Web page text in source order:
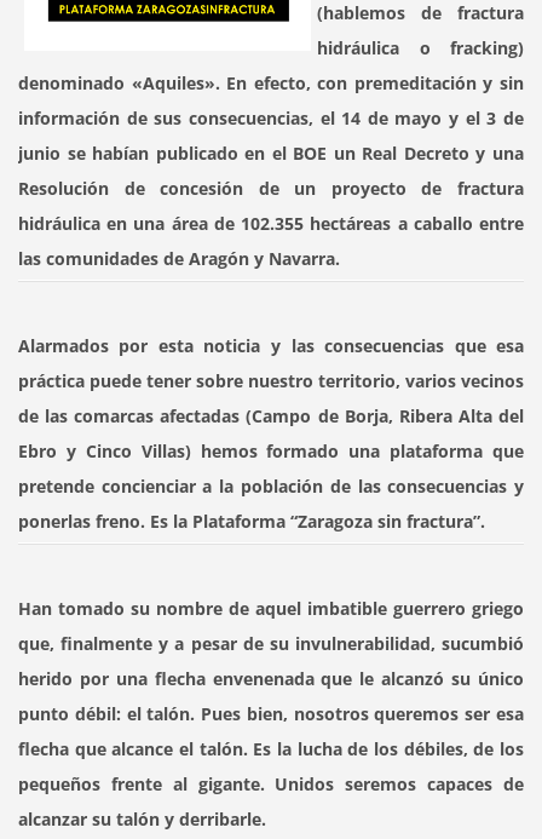
(hablemos de fractura
hidráulica o fracking)
denominado «Aquiles». En efecto, con premeditación y sin
información de sus consecuencias, el 14 de mayo y el 3 de
junio se habían publicado en el BOE un Real Decreto y una
Resolución de concesión de un proyecto de fractura
hidráulica en una área de 102.355 hectáreas a caballo entre
las comunidades de Aragón y Navarra.
Alarmados por esta noticia y las consecuencias que esa
práctica puede tener sobre nuestro territorio, varios vecinos
de las comarcas afectadas (Campo de Borja, Ribera Alta del
Ebro y Cinco Villas) hemos formado una plataforma que
pretende concienciar a la población de las consecuencias y
ponerlas freno. Es la Plataforma “Zaragoza sin fractura”.
Han tomado su nombre de aquel imbatible guerrero griego
que, finalmente y a pesar de su invulnerabilidad, sucumbió
herido por una flecha envenenada que le alcanzó su único
punto débil: el talón. Pues bien, nosotros queremos ser esa
flecha que alcance el talón. Es la lucha de los débiles, de los
pequeños frente al gigante. Unidos seremos capaces de
alcanzar su talón y derribarle.